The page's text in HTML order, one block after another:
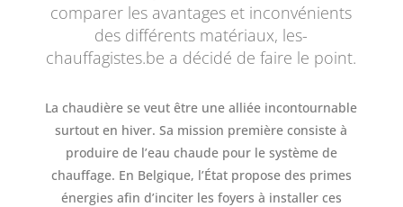
comparer les avantages et inconvénients
des différents matériaux, les-
chauffagistes.be a décidé de faire le point.
La chaudière se veut être une alliée incontournable
surtout en hiver. Sa mission première consiste à
produire de l’eau chaude pour le système de
chauffage. En Belgique, l’État propose des primes
énergies afin d’inciter les foyers à installer ces